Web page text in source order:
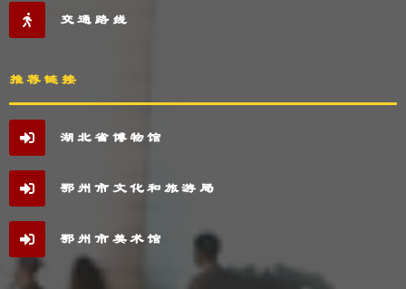
交通路线
推荐链接
湖北省博物馆
鄂州市文化和旅游局
鄂州市美术馆